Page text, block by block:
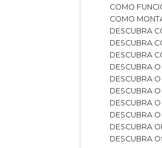
COMO
COMO
DESCUBRA
DESCUBRA
DESCUBRA
DESCUBRA
DESCUBRA
DESCUBRA
DESCUBRA
DESCUBRA
DESCUBRA
DESCUBRA